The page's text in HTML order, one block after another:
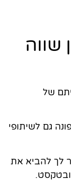
שווה
של
גם לשיתופי
לך להביא את
ובטקסט.